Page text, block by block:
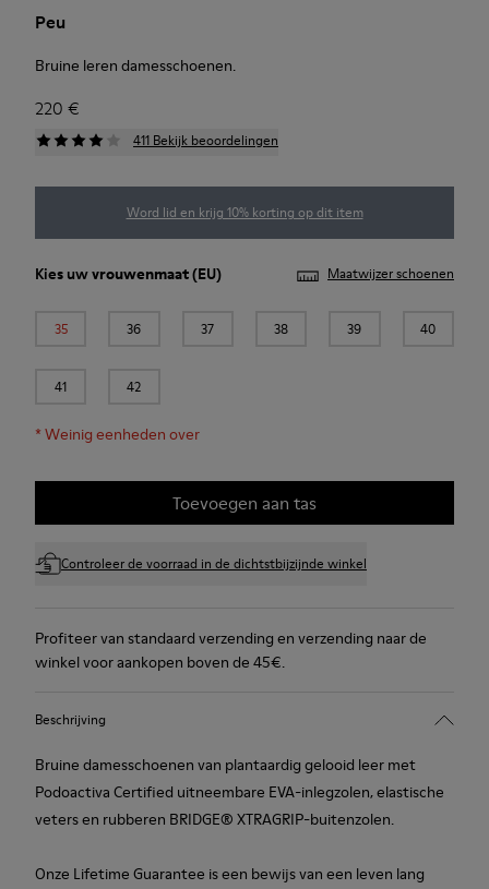
Peu
Bruine leren damesschoenen.
220 €
411 Bekijk beoordelingen
Word lid en krijg 10% korting op dit item
Kies uwvrouwenmaat(EU) Maatwijzer schoenen
35 36 37 38 39 40
41 42
*Weinig eenheden over
Toevoegen aan tas
Controleer de voorraad in de dichtstbijzijnde winkel
Profiteer van standaard verzending en verzending naar de
winkel voor aankopen boven de 45€.
Beschrijving
Bruine damesschoenen van plantaardig gelooid leer met
Podoactiva Certified uitneembare EVA-inlegzolen, elastische
veters en rubberen BRIDGE® XTRAGRIP-buitenzolen.
Onze Lifetime Guarantee is een bewijs van een leven lang